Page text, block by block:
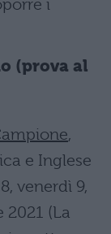
i
(prova al
,
e Inglese
venerdì 9,
2021 (La